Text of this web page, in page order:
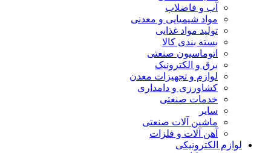
آب و فاضلاب
مواد شیمیایی و معدنی
تولید مواد غذایی
بسته بندی کالا
اتوماسیون صنعتی
برق و الکترونیک
لوازم و تجهیزات معدن
کشاورزی و دامداری
خدمات صنعتی
سایر
ماشین آلات صنعتی
آهن آلات و فلزات
لوازم الکترونیکی